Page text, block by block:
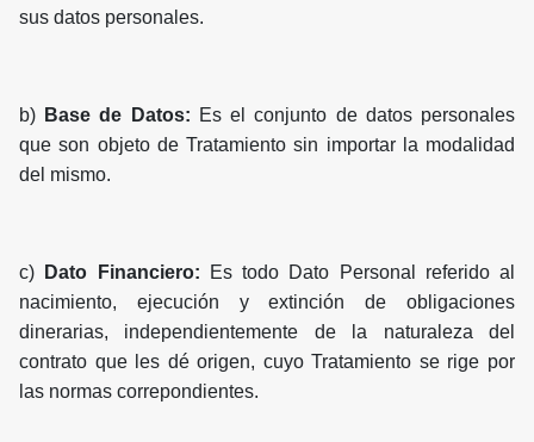
sus datos personales.
b) Base de Datos: Es el conjunto de datos personales
que son objeto de Tratamiento sin importar la modalidad
del mismo.
c) Dato Financiero:
Es todo Dato Personal referido al
nacimiento, ejecución y extinción de obligaciones
dinerarias, independientemente de la naturaleza del
contrato que les dé origen, cuyo Tratamiento se rige por
las normas correpondientes.